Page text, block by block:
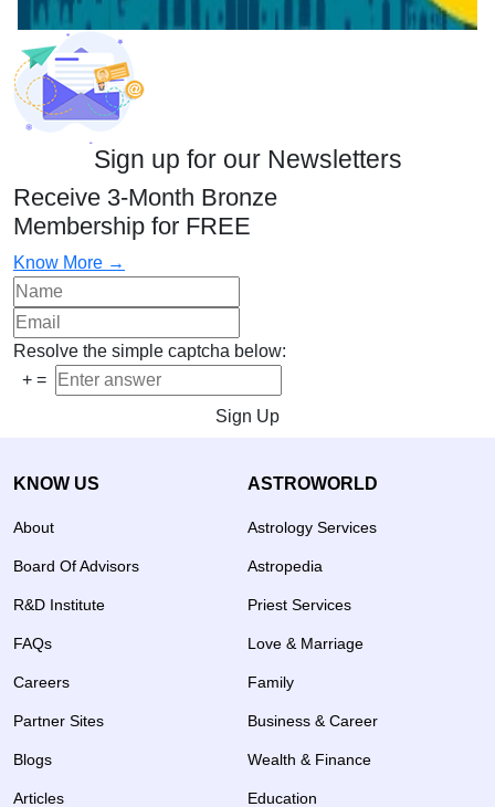
Sign up for our Newsletters
Receive 3-Month Bronze
Membership for FREE
Know More →
Resolve the simple captcha below:
+ =
Sign Up
KNOW US
About
Board Of Advisors
R&D Institute
FAQs
Careers
Partner Sites
Blogs
Articles
ASTROWORLD
Astrology Services
Astropedia
Priest Services
Love & Marriage
Family
Business & Career
Wealth & Finance
Education